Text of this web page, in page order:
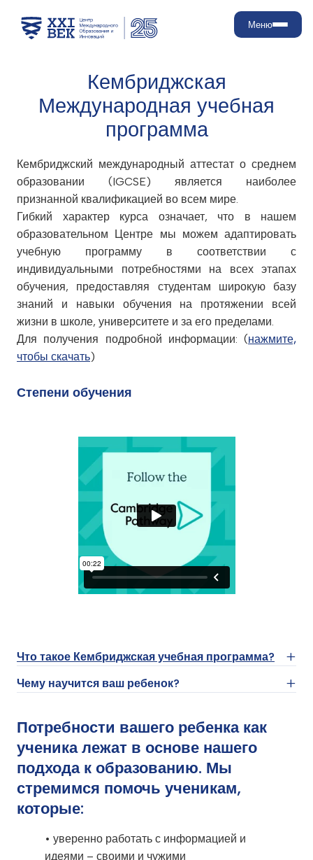
Меню
О нас
Наш путь развития
Что такое навыки XXI века?
Достижения
Инфраструктура
Программа
Контакты
Уровни образования
Дошкольное образование
Начальная школа
Средняя школа
Прием
Правила приема
Плата за обучение
Кампании
Льготы и скидки
Оплата
Продление договоров
Образовательная модель
Базовые программы
Преподавание языков и
языковая политика
Школьная жизнь
Активный образ жизни и
здоровое питание
Психологическая и
медицинская поддержка
Творчество и искусство
Родителям
Календарь
Выпускники
Предметы
Кембриджская
международная программа
Кембриджская
Международная учебная
программа
Кембриджский международный аттестат о среднем
образовании (IGCSE) является наиболее
признанной квалификацией во всем мире.
Гибкий характер курса означает, что в нашем
образовательном Центре мы можем адаптировать
учебную программу в соответствии с
индивидуальными потребностями на всех этапах
обучения, предоставляя студентам широкую базу
знаний и навыки обучения на протяжении всей
жизни в школе, университете и за его пределами.
Для получения подробной информации: (нажмите,
чтобы скачать)
Степени обучения
Что такое Кембриджская учебная программа?
• Мы готовим школьников к жизни, помогая им
интерес к учебе.
• Ведущее в мире международное
образование для детей в возрасте от 3 до 19
лет.
• Почти миллион учащихся в более чем 10 000
• Кембридж имеет 150-летнюю историю
Чему научится ваш ребенок?
• Творческое выражение
• Математика
• Личное, социальное и эмоциональное
развитие
• Физическое развитие
Потребности вашего ребенка как
ученика лежат в основе нашего
подхода к образованию. Мы
стремимся помочь ученикам,
которые:
• уверенно работать с информацией и
идеями – своими и чужими